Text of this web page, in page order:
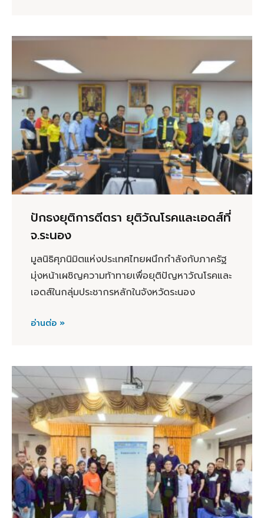
ปักธงยุติการตีตรา ยุติวัณโรคและเอดส์ที่
จ.ระนอง
มูลนิธิศุภนิมิตแห่งประเทศไทยผนึกกำลังกับภาครัฐ
มุ่งหน้าเผชิญความท้าทายเพื่อยุติปัญหาวัณโรคและ
เอดส์ในกลุ่มประชากรหลักในจังหวัดระนอง
อ่านต่อ »